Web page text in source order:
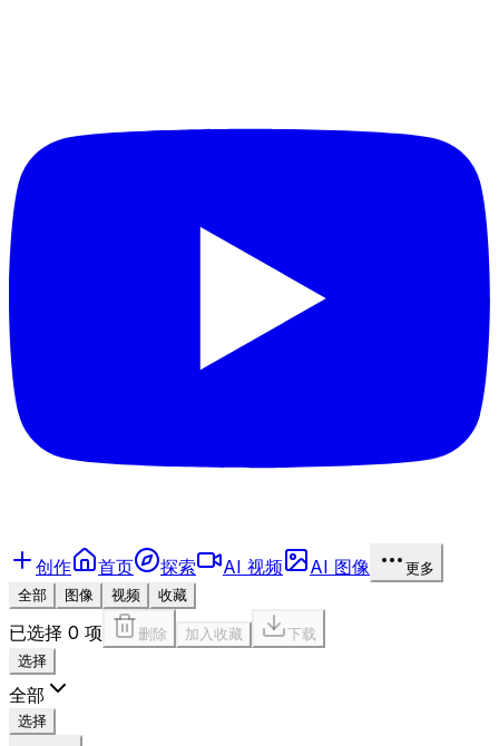
创作 首页 探索 AI 视频 AI 图像
更多
全部
图像 视频 收藏
已选择 0 项 删除 加入收藏
下载
选择
全部
选择